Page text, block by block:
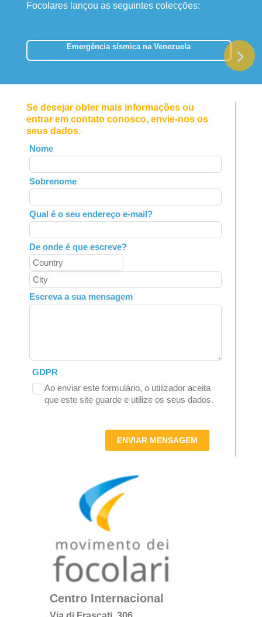
Focolares lançou as seguintes colecções:
Emergência sísmica na Venezuela
Se desejar obter mais informações ou
entrar em contato conosco, envie-nos os
seus dados.
Leave
this
field
blank
Nome
Sobrenome
Qual é o seu endereço e-mail?
De onde é que escreve?
Escreva a sua mensagem
GDPR
Ao enviar este formulário, o utilizador aceita
que este site guarde e utilize os seus dados.
ENVIAR MENSAGEM
Centro Internacional